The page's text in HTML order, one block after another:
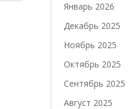
Январь 2026
Декабрь 2025
Ноябрь 2025
Октябрь 2025
Сентябрь 2025
Август 2025